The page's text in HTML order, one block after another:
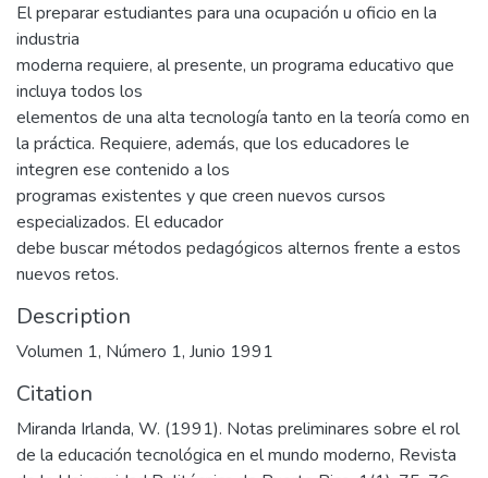
El preparar estudiantes para una ocupación u oficio en la
industria
moderna requiere, al presente, un programa educativo que
incluya todos los
elementos de una alta tecnología tanto en la teoría como en
la práctica. Requiere, además, que los educadores le
integren ese contenido a los
programas existentes y que creen nuevos cursos
especializados. El educador
debe buscar métodos pedagógicos alternos frente a estos
nuevos retos.
Description
Volumen 1, Número 1, Junio 1991
Citation
Miranda Irlanda, W. (1991). Notas preliminares sobre el rol
de la educación tecnológica en el mundo moderno, Revista